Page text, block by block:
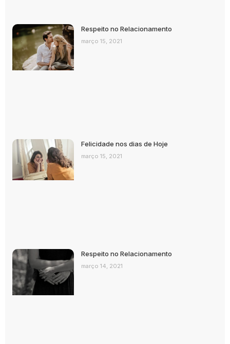
Respeito no Relacionamento
março 15, 2021
Felicidade nos dias de Hoje
março 15, 2021
Respeito no Relacionamento
março 14, 2021